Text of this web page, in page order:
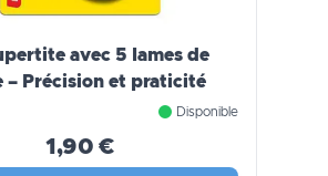
avec 5 lames de
– Précision et praticité
Disponible
1,90 €